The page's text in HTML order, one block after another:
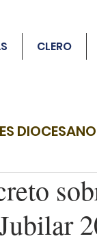
CLERO